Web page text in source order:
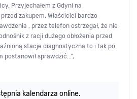
Przyjechałem z Gdyni na
zakupem. Właściciel bardzo
, przez telefon ostrzegał, że nie
z racji dużego obłożenia przed
stacje diagnostyczna to i tak po
sprawdzić...",
kalendarza online.